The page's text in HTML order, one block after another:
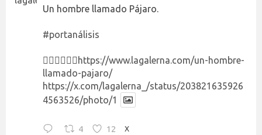
Un hombre llamado Pájaro.
#portanálisis
👉🏻👉🏻👉🏻 https://www.lagalerna.com/un-hombre-
llamado-pajaro/
https://x.com/lagalerna_/status/203821635926
4563526/photo/1
4 12 X